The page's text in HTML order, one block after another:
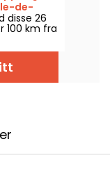
en
varmen
de-
disse 26
km fra